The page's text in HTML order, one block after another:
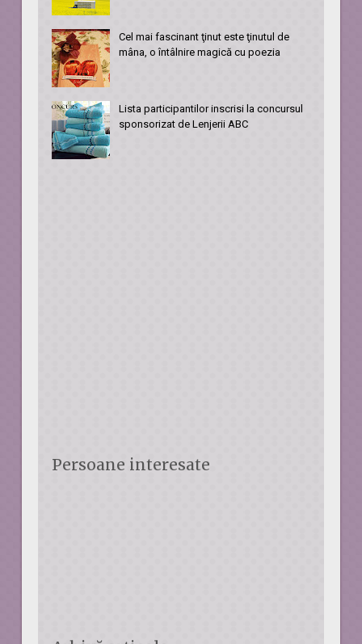
Cel mai fascinant ţinut este ţinutul de
mâna, o întâlnire magică cu poezia
Lista participantilor inscrisi la concursul
sponsorizat de Lenjerii ABC
Persoane interesate